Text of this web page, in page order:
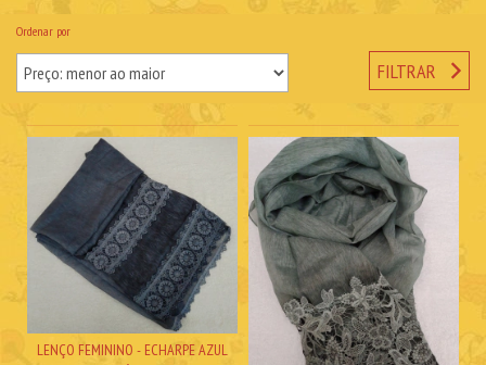
Ordenar por
FILTRAR
LENÇO FEMININO - ECHARPE AZUL